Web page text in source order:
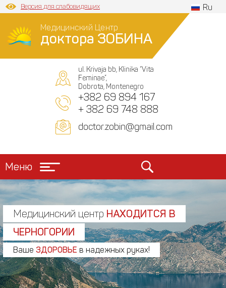
Ru
Версия для слабовидящих
Медицинский Центр
доктора ЗОБИНА
ul. Krivaja bb, Klinika “Vita
Feminae”,
Dobrota, Montenegro
+382 69 894 167
+ 382 69 748 888
doctor.zobin@gmail.com
Меню
Медицинский центр НАХОДИТСЯ В
ЧЕРНОГОРИИ
Ваше ЗДОРОВЬЕ в надежных руках!